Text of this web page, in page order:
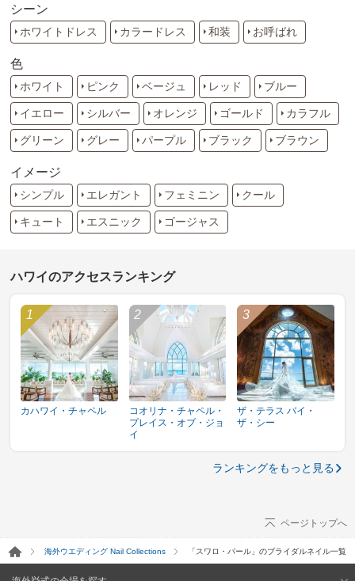
シーン
ホワイトドレス カラードレス 和装 お呼ばれ
色
ホワイト ピンク ベージュ レッド ブルー
イエロー シルバー オレンジ ゴールド カラフル
グリーン グレー パープル ブラック ブラウン
イメージ
シンプル エレガント フェミニン クール
キュート エスニック ゴージャス
ハワイのアクセスランキング
カハワイ・チャペル
コオリナ・チャペル・
プレイス・オブ・ジョ
イ
ザ・テラス バイ・
ザ・シー
ランキングをもっと見る
ページトップへ
海外ウエディング Nail Collections 「スワロ・パール」のブライダルネイル一覧